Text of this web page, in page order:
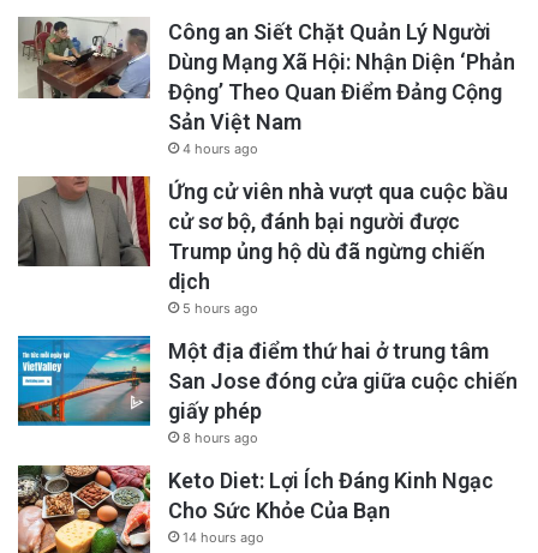
Công an Siết Chặt Quản Lý Người
Dùng Mạng Xã Hội: Nhận Diện ‘Phản
Động’ Theo Quan Điểm Đảng Cộng
Sản Việt Nam
4 hours ago
Ứng cử viên nhà vượt qua cuộc bầu
cử sơ bộ, đánh bại người được
Trump ủng hộ dù đã ngừng chiến
dịch
5 hours ago
Một địa điểm thứ hai ở trung tâm
San Jose đóng cửa giữa cuộc chiến
giấy phép
8 hours ago
Keto Diet: Lợi Ích Đáng Kinh Ngạc
Cho Sức Khỏe Của Bạn
14 hours ago